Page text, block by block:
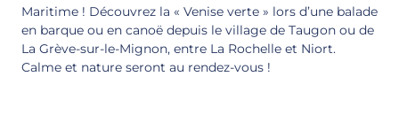
Maritime ! Découvrez la « Venise verte » lors d’une balade
en barque ou en canoë depuis le village de Taugon ou de
La Grève-sur-le-Mignon, entre La Rochelle et Niort.
Calme et nature seront au rendez-vous !